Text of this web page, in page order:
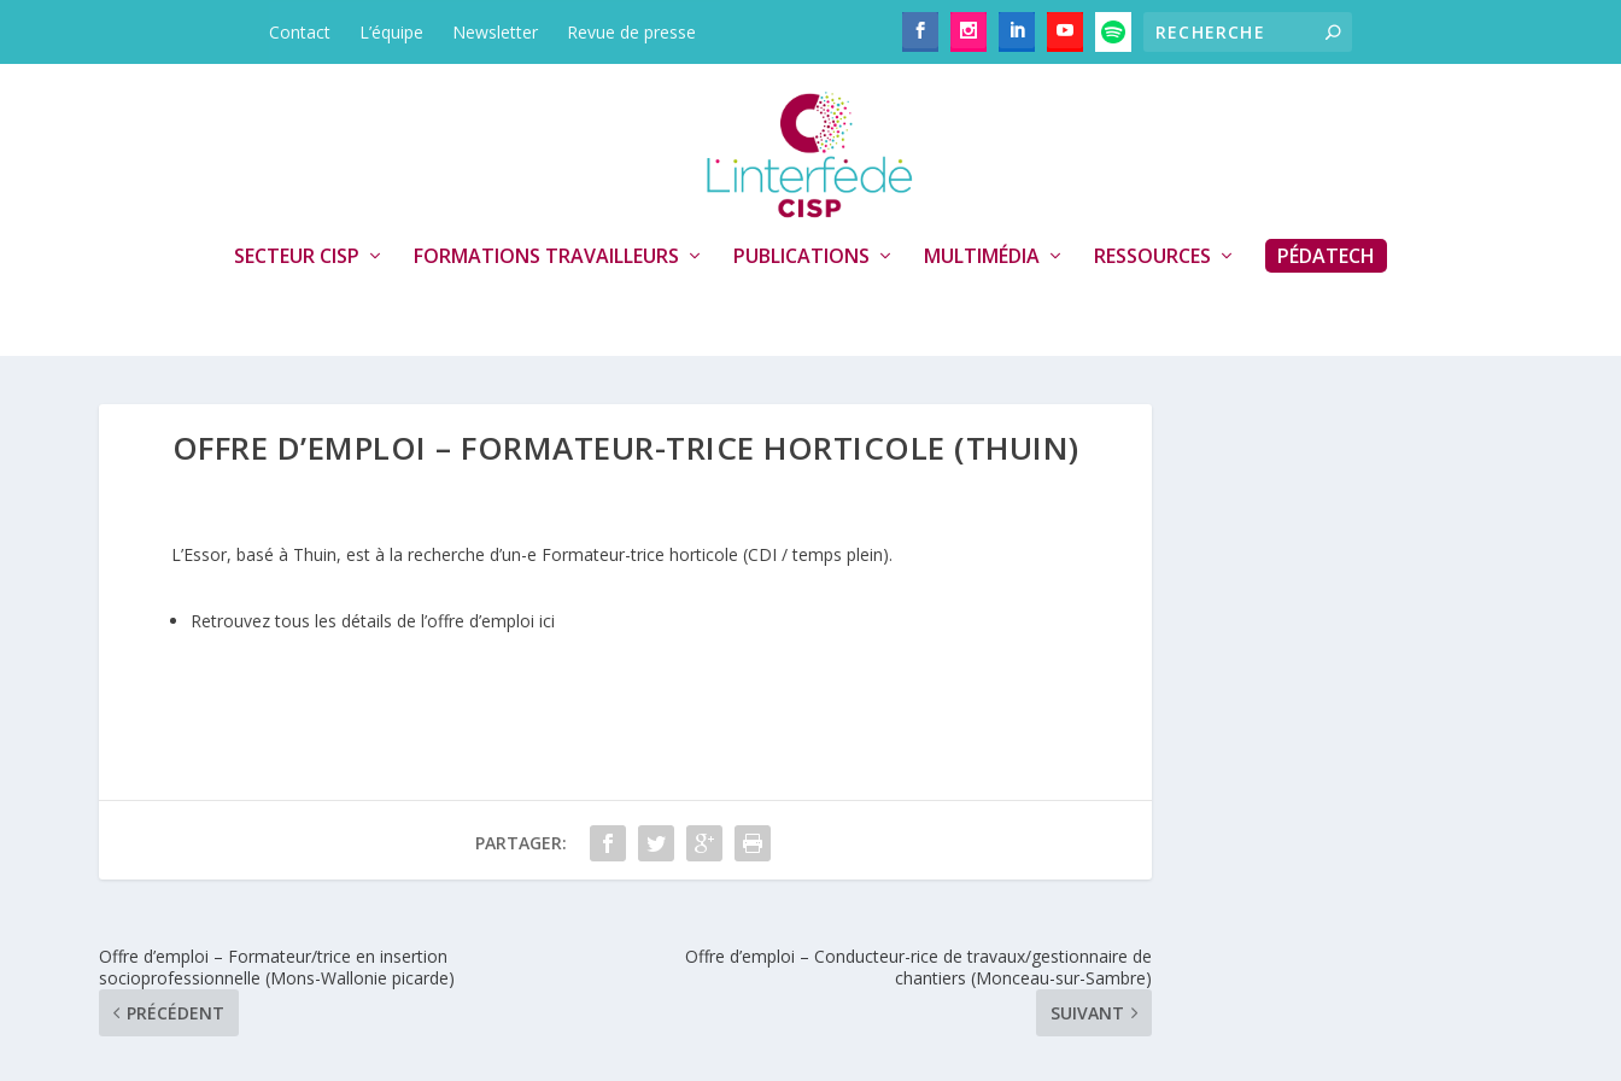
Contact L’équipe Newsletter Revue de presse
SECTEUR CISP FORMATIONS TRAVAILLEURS PUBLICATIONS MULTIMÉDIA RESSOURCES PÉDATECH
OFFRE D’EMPLOI – FORMATEUR-TRICE HORTICOLE (THUIN)
L’Essor, basé à Thuin, est à la recherche d’un-e Formateur-trice horticole (CDI / temps plein).
Retrouvez tous les détails de l’offre d’emploiici
PARTAGER:
Offre d’emploi – Formateur/trice en insertion
socioprofessionnelle (Mons-Wallonie picarde)
PRÉCÉDENT
Offre d’emploi – Conducteur-rice de travaux/gestionnaire de
chantiers (Monceau-sur-Sambre)
SUIVANT